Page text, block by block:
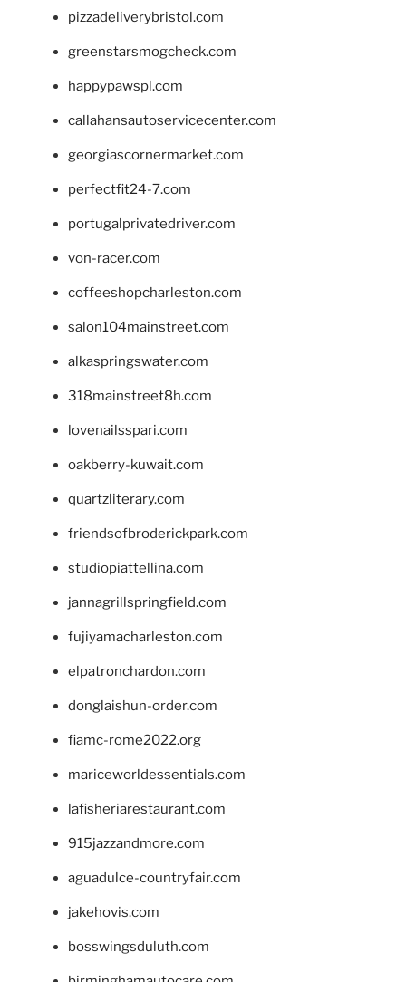
pizzadeliverybristol.com
greenstarsmogcheck.com
happypawspl.com
callahansautoservicecenter.com
georgiascornermarket.com
perfectfit24-7.com
portugalprivatedriver.com
von-racer.com
coffeeshopcharleston.com
salon104mainstreet.com
alkaspringswater.com
318mainstreet8h.com
lovenailsspari.com
oakberry-kuwait.com
quartzliterary.com
friendsofbroderickpark.com
studiopiattellina.com
jannagrillspringfield.com
fujiyamacharleston.com
elpatronchardon.com
donglaishun-order.com
fiamc-rome2022.org
mariceworldessentials.com
lafisheriarestaurant.com
915jazzandmore.com
aguadulce-countryfair.com
jakehovis.com
bosswingsduluth.com